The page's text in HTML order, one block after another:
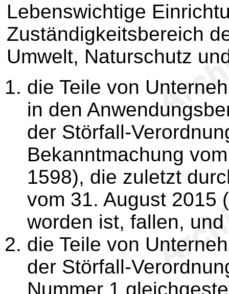
Lebenswichtige
Zuständigkeitsbereich
Umwelt, Naturschutz
die Teile von
in den
der Störfall-
Bekanntmachung
1598), die zuletzt
vom 31. August 2015
worden ist, fallen, und
die Teile von
der Störfall-
Nummer 1